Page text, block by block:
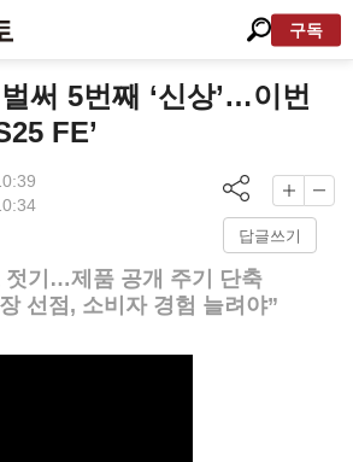
구독
써 5번째 ‘신상’…이번
FE’
답글쓰기
젓기…제품 공개 주기 단축
선점, 소비자 경험 늘려야”